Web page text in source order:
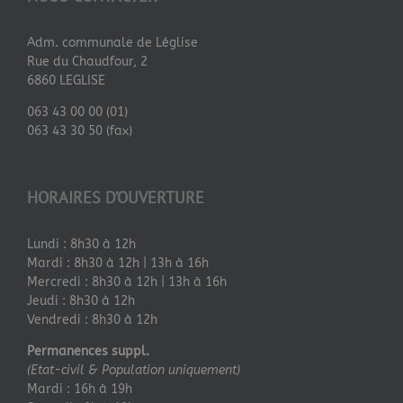
Adm. communale de Léglise
Rue du Chaudfour, 2
6860 LEGLISE
063 43 00 00 (01)
063 43 30 50 (fax)
HORAIRES D’OUVERTURE
Lundi : 8h30 à 12h
Mardi : 8h30 à 12h | 13h à 16h
Mercredi : 8h30 à 12h | 13h à 16h
Jeudi : 8h30 à 12h
Vendredi : 8h30 à 12h
Permanences suppl.
(Etat-civil & Population uniquement)
Mardi : 16h à 19h